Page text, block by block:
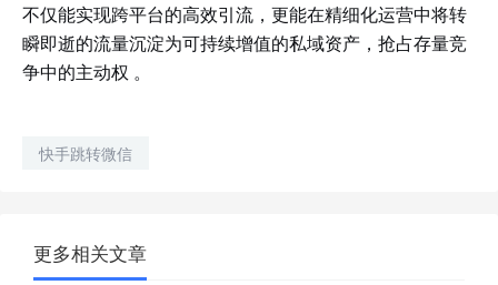
不仅能实现跨平台的高效引流，更能在精细化运营中将转
瞬即逝的流量沉淀为可持续增值的私域资产，抢占存量竞
争中的主动权 。
快手跳转微信
更多相关文章